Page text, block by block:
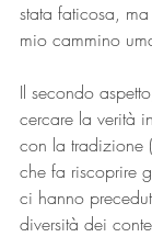
stata faticosa,
mio cammino
Il secondo
cercare la verità
con la tradizione
che fa riscoprire
ci hanno
diversità dei